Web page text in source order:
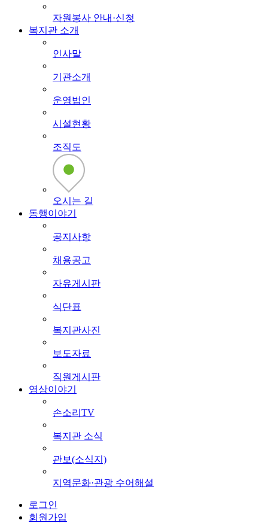
자원봉사 안내·신청
복지관 소개
인사말
기관소개
운영법인
시설현황
조직도
오시는 길
동행이야기
공지사항
채용공고
자유게시판
식단표
복지관사진
보도자료
직원게시판
영상이야기
손소리TV
복지관 소식
관보(소식지)
지역문화·관광 수어해설
로그인
회원가입